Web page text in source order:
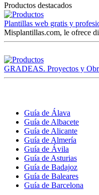
Productos destacados
Plantillas web gratis y
Misplantillas.com, le ofrece
GRADEAS. Proyectos y
Guía de Álava
Guía de Albacete
Guía de Alicante
Guía de Almería
Guía de Ávila
Guía de Asturias
Guía de Badajoz
Guía de Baleares
Guía de Barcelona